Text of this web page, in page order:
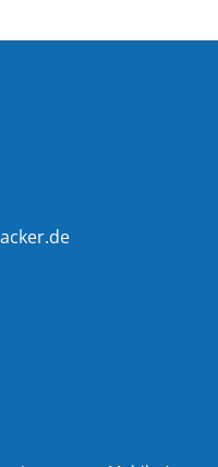
ck r d